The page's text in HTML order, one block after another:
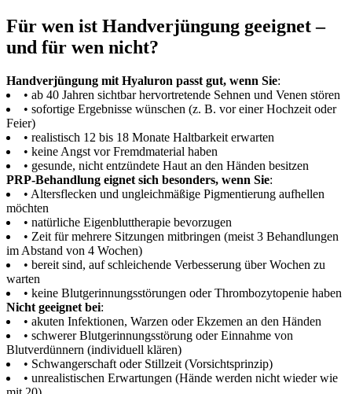
Für wen ist Handverjüngung geeignet –
und für wen nicht?
Handverjüngung mit Hyaluron passt gut, wenn Sie:
• ab 40 Jahren sichtbar hervortretende Sehnen und Venen stören
• sofortige Ergebnisse wünschen (z. B. vor einer Hochzeit oder
Feier)
• realistisch 12 bis 18 Monate Haltbarkeit erwarten
• keine Angst vor Fremdmaterial haben
• gesunde, nicht entzündete Haut an den Händen besitzen
PRP-Behandlung eignet sich besonders, wenn Sie:
• Altersflecken und ungleichmäßige Pigmentierung aufhellen
möchten
• natürliche Eigenbluttherapie bevorzugen
• Zeit für mehrere Sitzungen mitbringen (meist 3 Behandlungen
im Abstand von 4 Wochen)
• bereit sind, auf schleichende Verbesserung über Wochen zu
warten
• keine Blutgerinnungsstörungen oder Thrombozytopenie haben
Nicht geeignet bei:
• akuten Infektionen, Warzen oder Ekzemen an den Händen
• schwerer Blutgerinnungsstörung oder Einnahme von
Blutverdünnern (individuell klären)
• Schwangerschaft oder Stillzeit (Vorsichtsprinzip)
• unrealistischen Erwartungen (Hände werden nicht wieder wie